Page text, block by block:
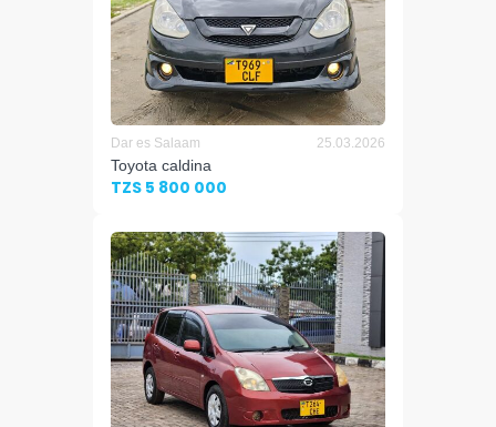
Dar es Salaam 25.03.2026
Toyota caldina
TZS 5 800 000